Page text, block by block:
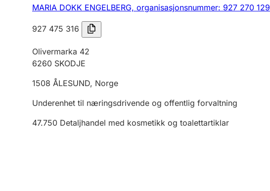
MARIA DOKK ENGELBERG, organisasjonsnummer: 927 270 129
927 475 316
Olivermarka 42
6260 SKODJE
1508 ÅLESUND, Norge
Underenhet til næringsdrivende og offentlig forvaltning
47.750 Detaljhandel med kosmetikk og toalettartiklar